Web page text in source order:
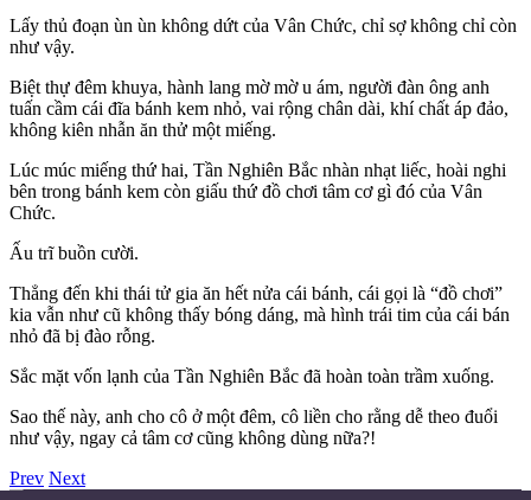
Lấy thủ đoạn ùn ùn không dứt của Vân Chức, chỉ sợ không chỉ còn
như vậy.
Biệt thự đêm khuya, hành lang mờ mờ u ám, người đàn ông anh
tuấn cầm cái đĩa bánh kem nhỏ, vai rộng chân dài, khí chất áp đảo,
không kiên nhẫn ăn thử một miếng.
Lúc múc miếng thứ hai, Tần Nghiên Bắc nhàn nhạt liếc, hoài nghi
bên trong bánh kem còn giấu thứ đồ chơi tâm cơ gì đó của Vân
Chức.
Ấu trĩ buồn cười.
Thẳng đến khi thái tử gia ăn hết nửa cái bánh, cái gọi là “đồ chơi”
kia vẫn như cũ không thấy bóng dáng, mà hình trái tim của cái bán
nhỏ đã bị đào rỗng.
Sắc mặt vốn lạnh của Tần Nghiên Bắc đã hoàn toàn trầm xuống.
Sao thế này, anh cho cô ở một đêm, cô liền cho rằng dễ theo đuổi
như vậy, ngay cả tâm cơ cũng không dùng nữa?!
Prev Next